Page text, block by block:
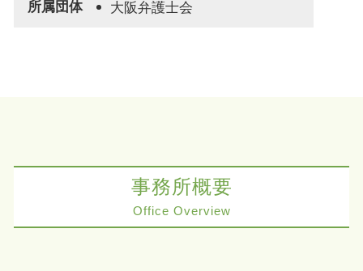
所属団体 大阪弁護士会
事務所概要
Office Overview